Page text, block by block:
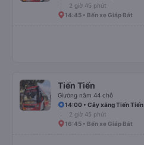
2 giờ 45 phút
14:45 • Bến xe Giáp Bát
Tiến Tiến
Giường nằm 44 chỗ
14:00 • Cây xăng Tiến Tiến
2 giờ 45 phút
16:45 • Bến xe Giáp Bát